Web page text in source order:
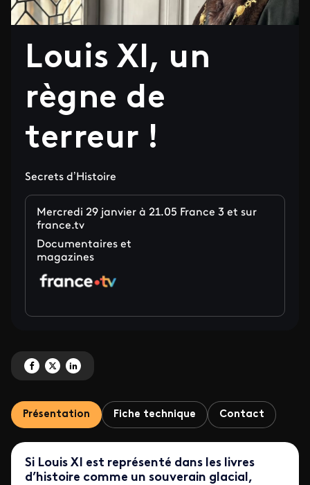
Louis XI, un
règne de
terreur !
Secrets d’Histoire
Mercredi 29 janvier à 21.05 France 3 et sur
france.tv
Documentaires et
magazines
Partagez 'Louis XI, un règne de terreur !' sur Facebook
Partagez 'Louis XI, un règne de terreur !' sur X
Partagez 'Louis XI, un règne de terreur !' sur LinkedIn
Présentation Fiche technique Contact
Si Louis XI est représenté dans les livres
d’histoire comme un souverain glacial,